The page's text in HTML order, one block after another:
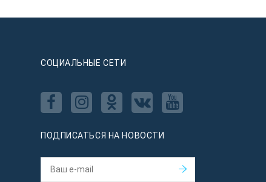
CОЦИАЛЬНЫЕ СЕТИ
ПОДПИСАТЬСЯ НА НОВОСТИ